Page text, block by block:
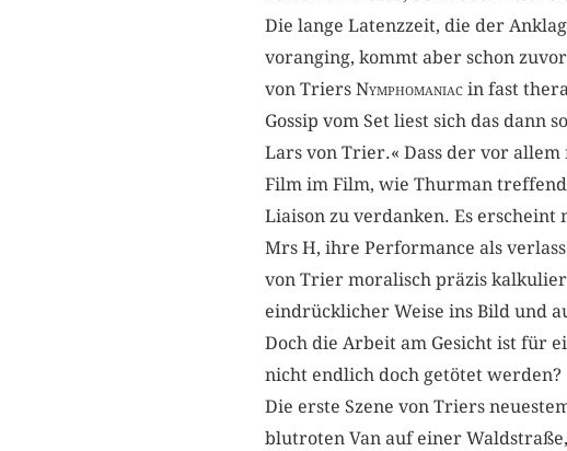
Die lange Latenzzeit, die der
voranging, kommt aber schon
von Triers Nymphomaniacin fast
Gossip vom Set liest sich das dann
Lars von Trier.« Dass der vor
Film im Film, wie Thurman
Liaison zu verdanken. Es
Mrs H, ihre Performance als
von Trier moralisch präzis
eindrücklicher Weise ins Bild und
Doch die Arbeit am Gesicht ist für
nicht endlich doch getötet werden?
Die erste Szene von Triers
blutroten Van auf einer